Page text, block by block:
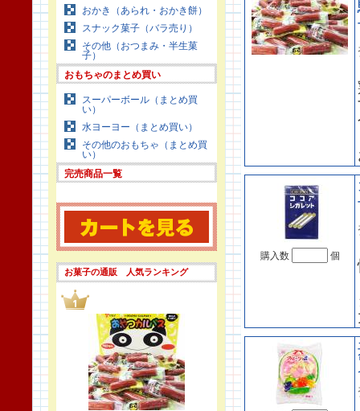
おかき（あられ・おかき餅）
スナック菓子（バラ売り）
その他（おつまみ・半生菓
子）
おもちゃのまとめ買い
スーパーボール（まとめ買
い）
水ヨーヨー（まとめ買い）
その他のおもちゃ（まとめ買
い）
完売商品一覧
お菓子の通販 人気ランキング
購入数 個